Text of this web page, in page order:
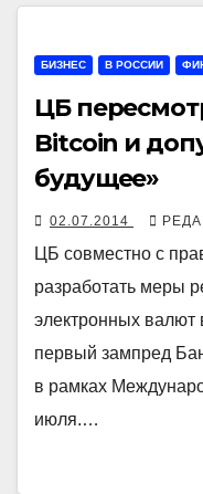
БИЗНЕС В РОССИИ
ЦБ
Bitcoin и
будущее»
02.07.2014
ЦБ совместно с
разработать меры
электронных валют
первый зампред
в рамках
июля.…